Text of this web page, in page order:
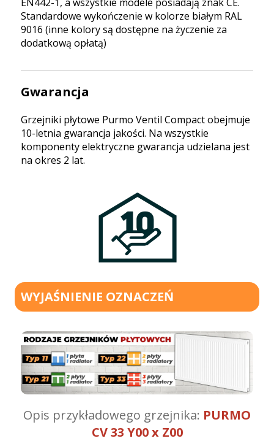
Standardowe wykończenie w kolorze białym RAL
9016 (inne kolory są dostępne na życzenie za
dodatkową opłatą)
Gwarancja
Grzejniki płytowe Purmo Ventil Compact obejmuje
10-letnia gwarancja jakości. Na wszystkie
komponenty elektryczne gwarancja udzielana jest
na okres 2 lat.
WYJAŚNIENIE OZNACZEŃ
Opis przykładowego grzejnika: PURMO
CV 33 Y00 x Z00